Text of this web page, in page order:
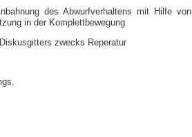
des Abwurfverhaltens mit Hilfe von
in der Komplettbewegung
zwecks Reperatur